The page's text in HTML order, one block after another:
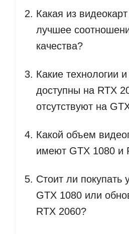
Какая из
лучшее
качества?
Какие технологии
доступны на RTX
отсутствуют на
Какой объем
имеют GTX 1080 и
Стоит ли покупать
GTX 1080 или
RTX 2060?